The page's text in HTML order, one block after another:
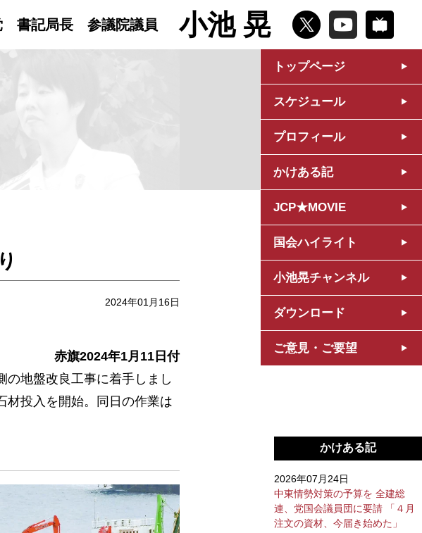
書記局長 参議院議員 小池 晃
トップページ
スケジュール
プロフィール
かけある記
JCP★MOVIE
国会ハイライト
小池晃チャンネル
ダウンロード
ご意見・ご要望
2024年01月16日
赤旗2024年1月11日付
地盤改良工事に着手しまし
材投入を開始。同日の作業は
かけある記
2026年07月24日
中東情勢対策の予算を 全建総
連、党国会議員団に要請 「４月
注文の資材、今届き始めた」